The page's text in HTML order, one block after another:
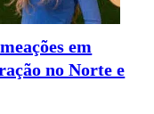
em
no Norte e